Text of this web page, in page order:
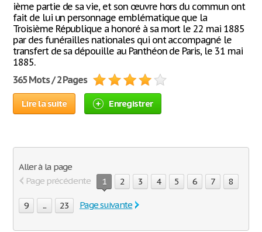
ième partie de sa vie, et son œuvre hors du commun ont
fait de lui un personnage emblématique que la
Troisième République a honoré à sa mort le 22 mai 1885
par des funérailles nationales qui ont accompagné le
transfert de sa dépouille au Panthéon de Paris, le 31 mai
1885.
365 Mots / 2 Pages
Lire la suite Enregistrer
Aller à la page
Page précédente
1 2 3 4 5 6 7 8
9 ... 23 Page suivante